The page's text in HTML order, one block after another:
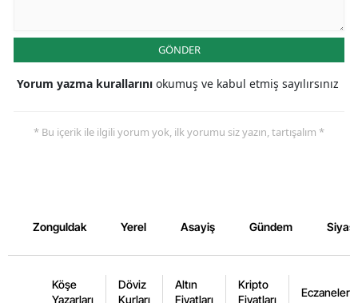
GÖNDER
Yorum yazma kurallarını okumuş ve kabul etmiş sayılırsınız
* Bu içerik ile ilgili yorum yok, ilk yorumu siz yazın, tartışalım *
Zonguldak Yerel Asayiş Gündem
Köşe
Yazarları
Döviz
Kurları
Altın
Fiyatları
Kripto
Fiyatları
Eczaneler